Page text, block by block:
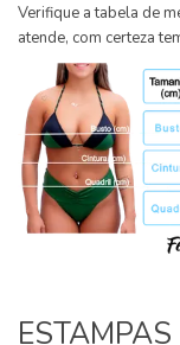
Verifique a tabela de
atende, com certeza